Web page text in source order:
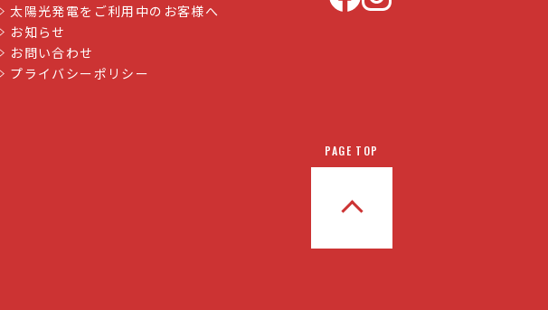
太陽光発電をご利用中のお客様へ
お知らせ
お問い合わせ
プライバシーポリシー
PAGE TOP